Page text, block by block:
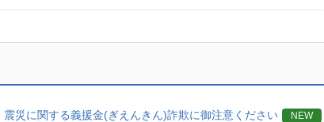
震災に関する義援金(ぎえんきん)詐欺に御注意ください NEW